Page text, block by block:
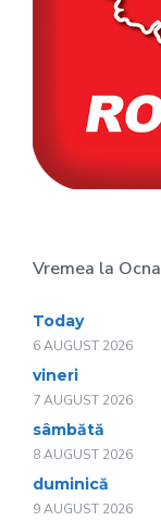
Vremea la
Today
6 AUGUST 2026
vineri
7 AUGUST 2026
sâmbătă
8 AUGUST 2026
duminică
9 AUGUST 2026